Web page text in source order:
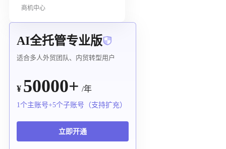
商机中心
AI全托管专业版
适合多人外贸团队、内贸转型用户
¥ 50000+ /年
1个主账号+5个子账号（支持扩充）
立即开通